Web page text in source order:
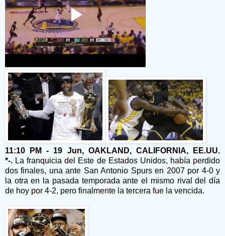
11:10 PM - 19 Jun, OAKLAND, CALIFORNIA, EE.UU.
*-. La franquicia del Este de Estados Unidos, había perdido
dos finales, una ante San Antonio Spurs en 2007 por 4-0 y
la otra en la pasada temporada ante el mismo rival del día
de hoy por 4-2, pero finalmente la tercera fue la vencida.